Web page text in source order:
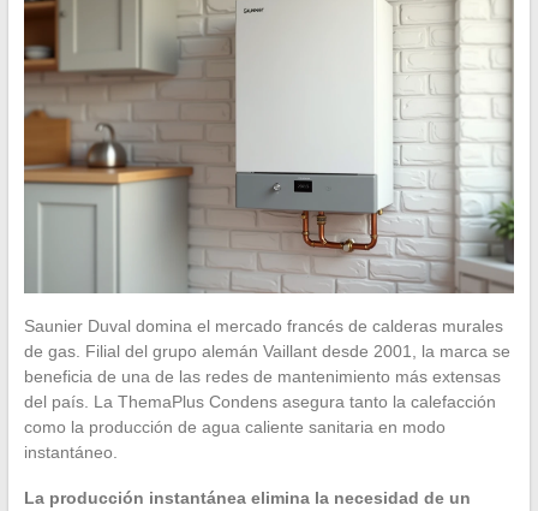
Saunier Duval domina el mercado francés de calderas murales
de gas. Filial del grupo alemán Vaillant desde 2001, la marca se
beneficia de una de las redes de mantenimiento más extensas
del país. La ThemaPlus Condens asegura tanto la calefacción
como la producción de agua caliente sanitaria en modo
instantáneo.
La producción instantánea elimina la necesidad de un